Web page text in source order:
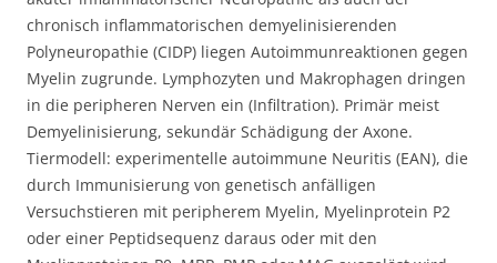
chronisch inflammatorischen demyelinisierenden
Polyneuropathie (CIDP) liegen Autoimmunreaktionen gegen
Myelin zugrunde. Lymphozyten und Makrophagen dringen
in die peripheren Nerven ein (Infiltration). Primär meist
Demyelinisierung, sekundär Schädigung der Axone.
Tiermodell: experimentelle autoimmune Neuritis (EAN), die
durch Immunisierung von genetisch anfälligen
Versuchstieren mit peripherem Myelin, Myelinprotein P2
oder einer Peptidsequenz daraus oder mit den